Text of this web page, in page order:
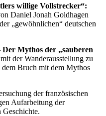
willige Vollstrecker“:
Daniel Jonah Goldhagen
„gewöhnlichen“ deutschen
Der Mythos der „sauberen
der Wanderausstellung zu
dem Bruch mit dem Mythos
der französischen
Aufarbeitung der
Geschichte.